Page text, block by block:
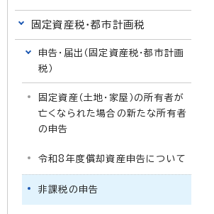
固定資産税・都市計画税
申告・届出（固定資産税・都市計画
税）
固定資産（土地・家屋）の所有者が
亡くなられた場合の新たな所有者
の申告
令和8年度償却資産申告について
非課税の申告